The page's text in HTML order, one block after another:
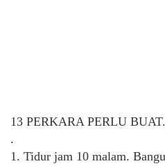
13 PERKARA PERLU
.
1. Tidur jam 10 malam.